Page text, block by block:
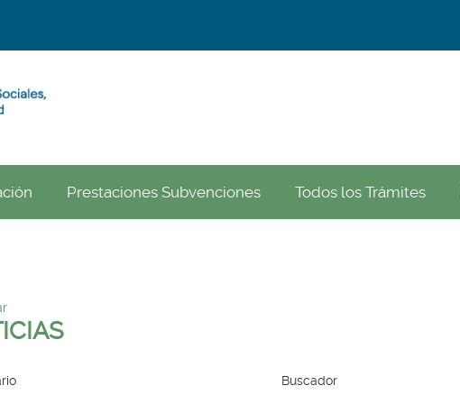
Prestaciones Subvenciones Todos los Trámites
Buscador